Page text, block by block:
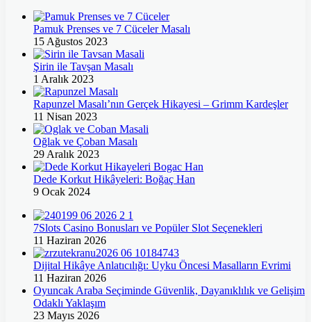
Pamuk Prenses ve 7 Cüceler Masalı
15 Ağustos 2023
Şirin ile Tavşan Masalı
1 Aralık 2023
Rapunzel Masalı’nın Gerçek Hikayesi – Grimm Kardeşler
11 Nisan 2023
Oğlak ve Çoban Masalı
29 Aralık 2023
Dede Korkut Hikâyeleri: Boğaç Han
9 Ocak 2024
7Slots Casino Bonusları ve Popüler Slot Seçenekleri
11 Haziran 2026
Dijital Hikâye Anlatıcılığı: Uyku Öncesi Masalların Evrimi
11 Haziran 2026
Oyuncak Araba Seçiminde Güvenlik, Dayanıklılık ve Gelişim
Odaklı Yaklaşım
23 Mayıs 2026